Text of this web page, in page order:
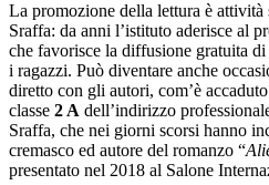
La promozione della lettura è attività
Sraffa: da anni l’istituto aderisce al
che favorisce la diffusione gratuita
i ragazzi. Può diventare anche
diretto con gli autori, com’è
classe 2 A dell’indirizzo
Sraffa, che nei giorni scorsi hanno
cremasco ed autore del romanzo “
presentato nel 2018 al Salone